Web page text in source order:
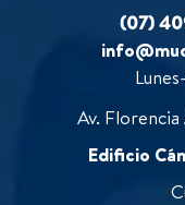
(07)
Av.
Edificio